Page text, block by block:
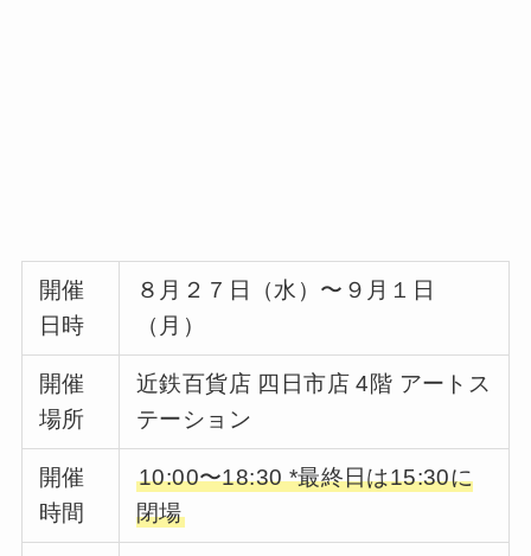
開催
日時
８月２７日（水）〜９月１日
（月）
開催
場所
近鉄百貨店 四日市店 4階 アートス
テーション
開催
時間
10:00〜18:30 *最終日は15:30に
閉場